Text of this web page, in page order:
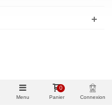
Menu Panier
0
Connexion